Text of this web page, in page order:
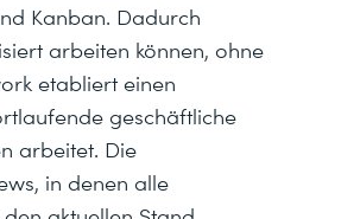
Kanban. Dadurch
arbeiten können, ohne
etabliert einen
geschäftliche
arbeitet. Die
in denen alle